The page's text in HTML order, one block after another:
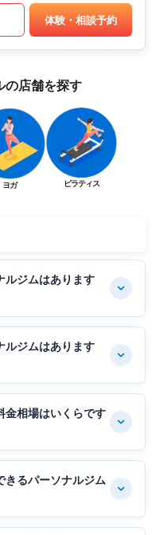
体験・相談予約
の店舗を探す
ヨガ ピラティス
ルジムはあります
ルジムはあります
金相場はいくらです
きるパーソナルジム